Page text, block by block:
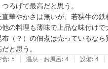
ろげて最高だと思う。
華やかさは無いが、若狭牛の
の料理も薄味で上品な味付け
（？）の佃煮は売っているなら
食: 5 | 温泉・お風呂: 4 | 設備: 4 |